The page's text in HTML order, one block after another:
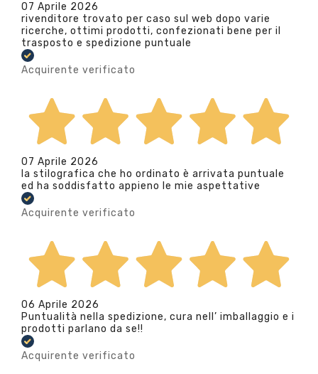
07 Aprile 2026
rivenditore trovato per caso sul web dopo varie
ricerche, ottimi prodotti, confezionati bene per il
trasposto e spedizione puntuale
Acquirente verificato
07 Aprile 2026
la stilografica che ho ordinato è arrivata puntuale
ed ha soddisfatto appieno le mie aspettative
Acquirente verificato
06 Aprile 2026
Puntualità nella spedizione, cura nell’ imballaggio e i
prodotti parlano da se!!
Acquirente verificato